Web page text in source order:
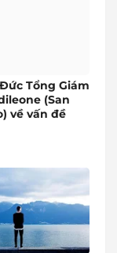
Tổng Giám
(San
về vấn đề